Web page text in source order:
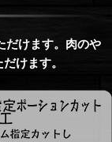
だけます。肉のや
けます。